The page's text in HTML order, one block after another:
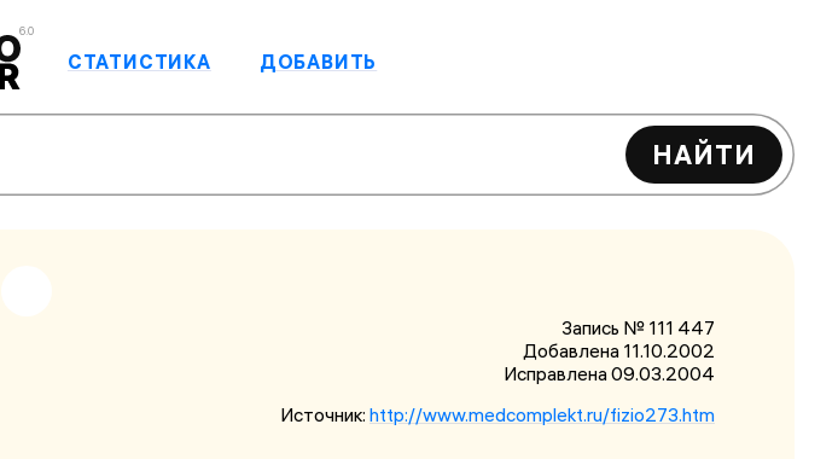
6.0
СТАТИСТИКА ДОБАВИТЬ
НАЙТИ
Запись № 111 447
Добавлена 11.10.2002
Исправлена09.03.2004
Источник: http://www.medcomplekt.ru/fizio273.htm